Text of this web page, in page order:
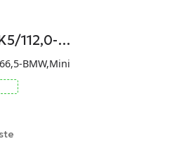
112,0-…
BMW,Mini